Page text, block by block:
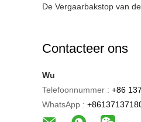
De Vergaarbakstop van
Contacteer ons
Wu
Telefoonnummer : +86
WhatsApp :